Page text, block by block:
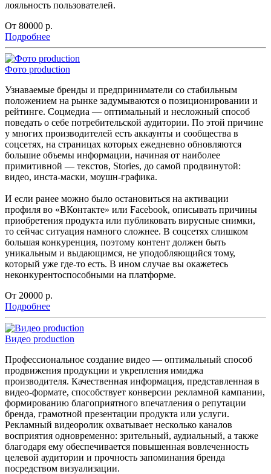
лояльность пользователей.
От 80000 р.
Подробнее
Фото production
Узнаваемые бренды и предприниматели со стабильным
положением на рынке задумываются о позиционировании и
рейтинге. Соцмедиа — оптимальный и несложный способ
поведать о себе потребительской аудитории. По этой причине
у многих производителей есть аккаунты и сообщества в
соцсетях, на страницах которых ежедневно обновляются
большие объемы информации, начиная от наиболее
примитивной — текстов, Stories, до самой продвинутой:
видео, инста-маски, моушн-графика.
И если ранее можно было остановиться на активации
профиля во «ВКонтакте» или Facebook, описывать причины
приобретения продукта или публиковать вирусные снимки,
то сейчас ситуация намного сложнее. В соцсетях слишком
большая конкуренция, поэтому контент должен быть
уникальным и выдающимся, не уподобляющийся тому,
который уже где-то есть. В ином случае вы окажетесь
неконкурентоспособными на платформе.
От 20000 р.
Подробнее
Видео production
Профессиональное создание видео — оптимальный способ
продвижения продукции и укрепления имиджа
производителя. Качественная информация, представленная в
видео-формате, способствует конверсии рекламной кампании,
формированию благоприятного впечатления о репутации
бренда, грамотной презентации продукта или услуги.
Рекламный видеоролик охватывает несколько каналов
восприятия одновременно: зрительный, аудиальный, а также
благодаря ему обеспечивается повышенная вовлеченность
целевой аудитории и прочность запоминания бренда
посредством визуализации.